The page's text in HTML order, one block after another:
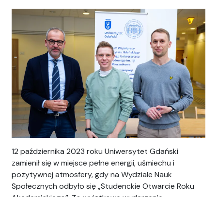
12 października 2023 roku Uniwersytet Gdański
zamienił się w miejsce pełne energii, uśmiechu i
pozytywnej atmosfery, gdy na Wydziale Nauk
Społecznych odbyło się „Studenckie Otwarcie Roku